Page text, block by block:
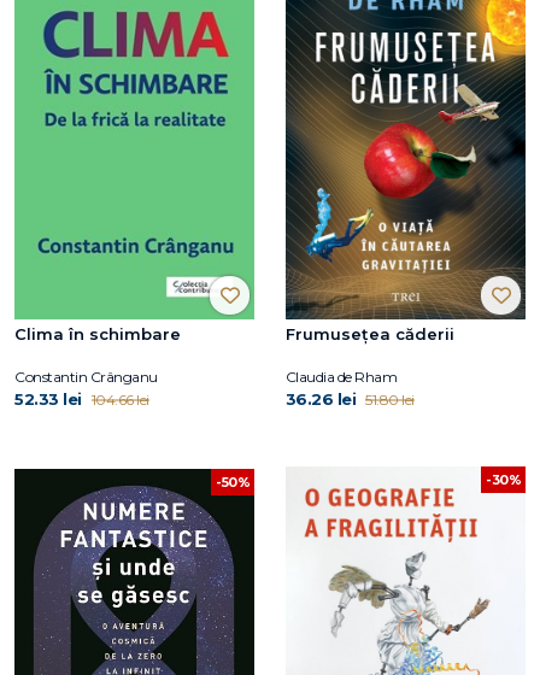
Clima în schimbare
Constantin Crânganu
52.33 lei 104.66 lei
Frumusețea căderii
Claudia de Rham
36.26 lei 51.80 lei
-50% -30%